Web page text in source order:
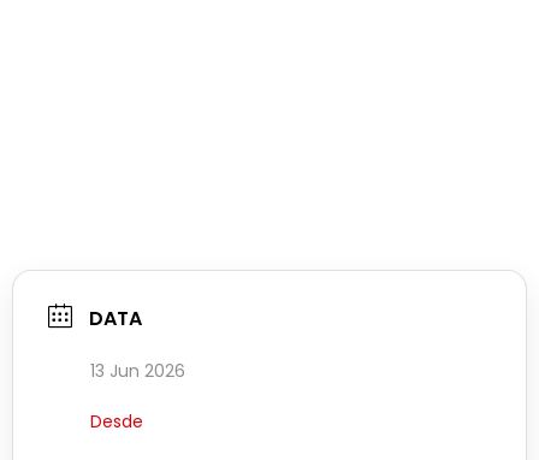
DATA
13 Jun 2026
Desde